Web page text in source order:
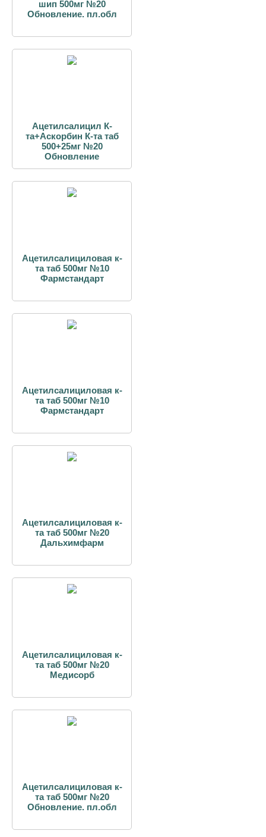
шип 500мг №20
Обновление. пл.обл
Ацетилсалицил К-
та+Аскорбин К-та таб
500+25мг №20
Обновление
Ацетилсалициловая к-
та таб 500мг №10
Фармстандарт
Ацетилсалициловая к-
та таб 500мг №10
Фармстандарт
Ацетилсалициловая к-
та таб 500мг №20
Дальхимфарм
Ацетилсалициловая к-
та таб 500мг №20
Медисорб
Ацетилсалициловая к-
та таб 500мг №20
Обновление. пл.обл